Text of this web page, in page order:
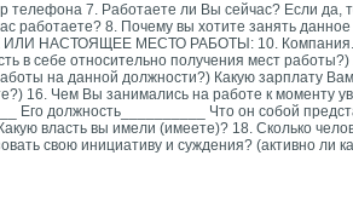
7. Работаете ли Вы сейчас? Если да,
работаете? 8. Почему вы хотите занять
НАСТОЯЩЕЕ МЕСТО РАБОТЫ: 10. Компания.
в себе относительно получения мест
на данной должности?) Какую зарплату
16. Чем Вы занимались на работе к моменту
Его должность__________ Что он собой
власть вы имели (имеете)? 18. Сколько
свою инициативу и суждения? (активно ли